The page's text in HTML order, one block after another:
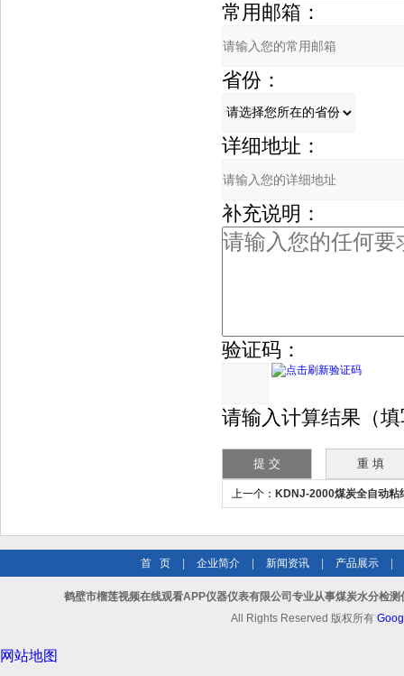
常用邮箱：
省份：
详细地址：
补充说明：
验证码：
请输入计算结果（填写
上一个： KDNJ-2000煤炭全自动粘
首 页 企业简介 新闻资讯 产品展示
鹤壁市榴莲视频在线观看APP仪器仪表有限公司专业从事煤炭水分检测仪
All Rights Reserved 版权所有
网站地图